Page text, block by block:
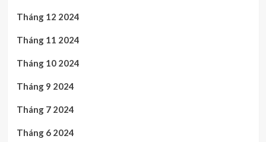
Tháng 12 2024
Tháng 11 2024
Tháng 10 2024
Tháng 9 2024
Tháng 7 2024
Tháng 6 2024